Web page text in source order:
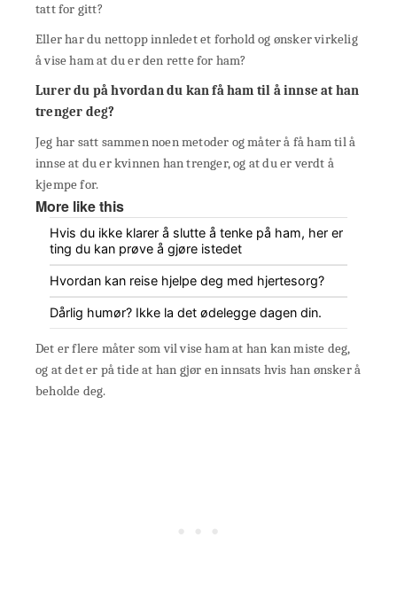
tatt for gitt?
Eller har du nettopp innledet et forhold og ønsker virkelig
å vise ham at du er den rette for ham?
Lurer du på hvordan du kan få ham til å innse at han
trenger deg?
Jeg har satt sammen noen metoder og måter å få ham til å
innse at du er kvinnen han trenger, og at du er verdt å
kjempe for.
More like this
Hvis du ikke klarer å slutte å tenke på ham, her er
ting du kan prøve å gjøre istedet
Hvordan kan reise hjelpe deg med hjertesorg?
Dårlig humør? Ikke la det ødelegge dagen din.
Det er flere måter som vil vise ham at han kan miste deg,
og at det er på tide at han gjør en innsats hvis han ønsker å
beholde deg.